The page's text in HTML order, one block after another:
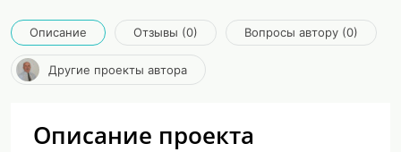
Описание Отзывы (0) Вопросы автору (0)
Другие проекты автора
Описание проекта